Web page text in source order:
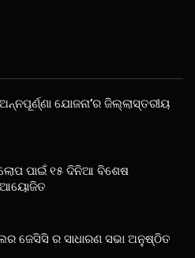
ଯୋଜନା’ର ଜିଲ୍ଲାସ୍ତରୀୟ
ପାଇଁ ୧୫ ଦିନିଆ ବିଶେଷ
ଆୟୋଜିତ
ଜେସିସି ର ସାଧାରଣ ସଭା ଅନୁଷ୍ଠିତ